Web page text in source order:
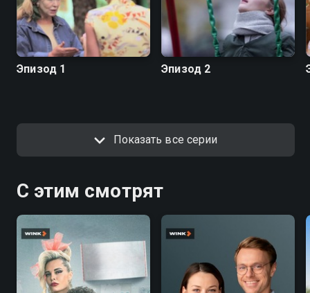
Эпизод 1 Эпизод 2
Показать все серии
С этим смотрят